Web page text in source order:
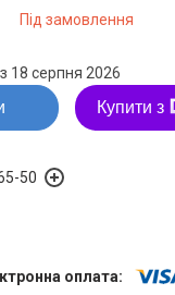
Під замовлення
18 серпня 2026
Купити з
50